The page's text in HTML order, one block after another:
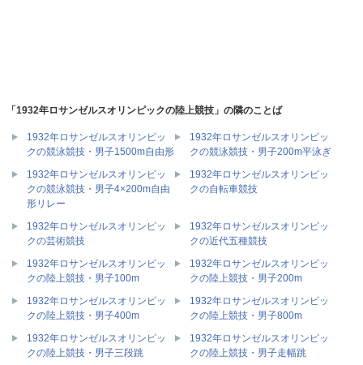
「1932年ロサンゼルスオリンピックの陸上競技」の隣のことば
1932年ロサンゼルスオリンピッ
クの競泳競技・男子1500m自由形
1932年ロサンゼルスオリンピッ
クの競泳競技・男子200m平泳ぎ
1932年ロサンゼルスオリンピッ
クの競泳競技・男子4×200m自由
形リレー
1932年ロサンゼルスオリンピッ
クの自転車競技
1932年ロサンゼルスオリンピッ
クの芸術競技
1932年ロサンゼルスオリンピッ
クの近代五種競技
1932年ロサンゼルスオリンピッ
クの陸上競技・男子100m
1932年ロサンゼルスオリンピッ
クの陸上競技・男子200m
1932年ロサンゼルスオリンピッ
クの陸上競技・男子400m
1932年ロサンゼルスオリンピッ
クの陸上競技・男子800m
1932年ロサンゼルスオリンピッ
クの陸上競技・男子三段跳
1932年ロサンゼルスオリンピッ
クの陸上競技・男子走幅跳